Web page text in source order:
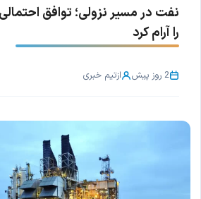
نفت در مسیر نزولی؛ توافق احتمالی
را آرام کرد
2 روز پیش ازتیم خبری